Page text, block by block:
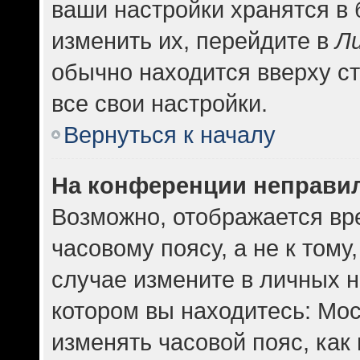
ваши настройки хранятся
изменить их, перейдите в
обычно находится вверху
все свои настройки.
Вернуться к началу
На конференции
Возможно, отображается
часовому поясу, а не к
случае измените в личных
котором вы находитесь:
изменять часовой пояс,